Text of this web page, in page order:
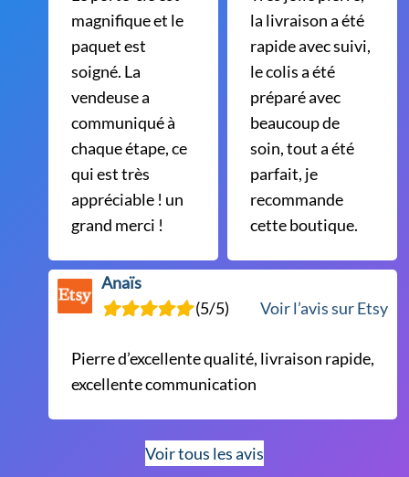
magnifique et le
paquet est
soigné. La
vendeuse a
communiqué à
chaque étape, ce
qui est très
appréciable ! un
grand merci !
la livraison a été
rapide avec suivi,
le colis a été
préparé avec
beaucoup de
soin, tout a été
parfait, je
recommande
cette boutique.
Anaïs
(5/5)
Voir l’avis sur Etsy
Pierre d’excellente qualité, livraison rapide,
excellente communication
Voir tous les avis